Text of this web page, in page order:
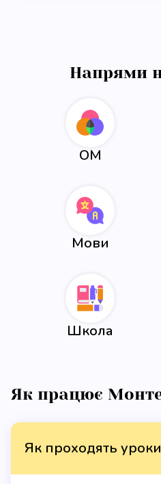
Напрями
ОМ
Мови
Школа
Як працює
Як проходять уроки